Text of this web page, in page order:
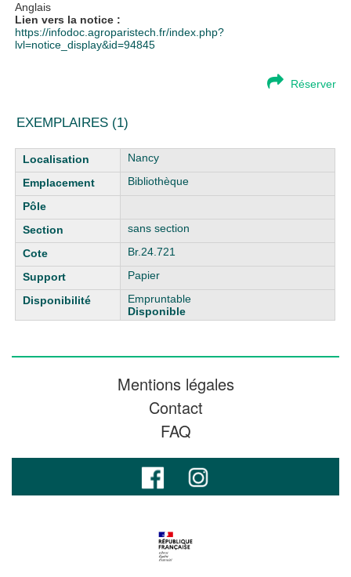
Anglais
Lien vers la notice :
https://infodoc.agroparistech.fr/index.php?
lvl=notice_display&id=94845
Réserver
EXEMPLAIRES (1)
Liste des exemplaires
Nancy
Bibliothèque
sans section
Br.24.721
Papier
Empruntable
Disponible
Mentions légales
Contact
FAQ